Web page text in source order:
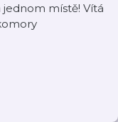
jednom místě! Vítá